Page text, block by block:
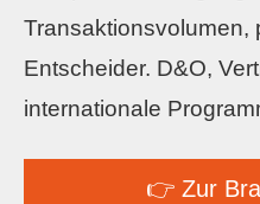
Transaktionsvolumen,
Entscheider. D&O,
internationale
👉 Zur